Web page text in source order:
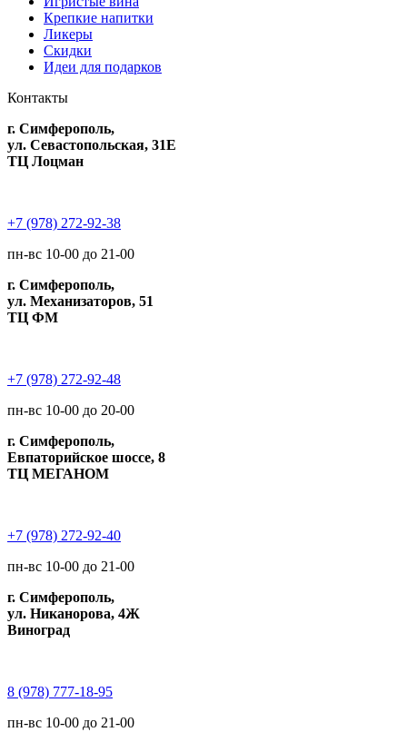
Крепкие напитки
Ликеры
Скидки
Идеи для подарков
Контакты
г. Симферополь,
ул. Севастопольская, 31Е
ТЦ Лоцман
+7 (978) 272-92-38
пн-вс 10-00 до 21-00
г. Симферополь,
ул. Механизаторов, 51
ТЦ ФМ
+7 (978) 272-92-48
пн-вс 10-00 до 20-00
г. Симферополь,
Евпаторийское шоссе, 8
ТЦ МЕГАНОМ
+7 (978) 272-92-40
пн-вс 10-00 до 21-00
г. Симферополь,
ул. Никанорова, 4Ж
Виноград
8 (978) 777-18-95
пн-вс 10-00 до 21-00